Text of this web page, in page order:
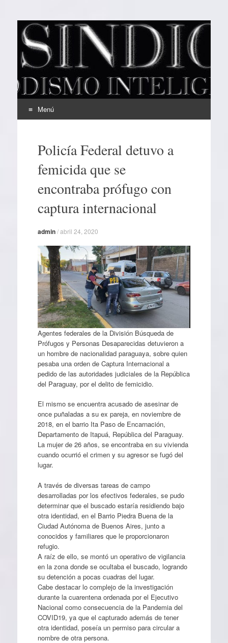
EL SINDICAL
Periodismo Inteligente
Menú
contenidoPolicía Federal detuvo a
femicida que se
encontraba prófugo con
captura internacional
admin/abril 24, 2020
Agentes federales de la División Búsqueda de
Prófugos y Personas Desaparecidas detuvieron a
un hombre de nacionalidad paraguaya, sobre quien
pesaba una orden de Captura Internacional a
pedido de las autoridades judiciales de la República
del Paraguay, por el delito de femicidio.
El mismo se encuentra acusado de asesinar de
once puñaladas a su ex pareja, en noviembre de
2018, en el barrio Ita Paso de Encarnación,
Departamento de Itapuá, República del Paraguay.
La mujer de 26 años, se encontraba en su vivienda
cuando ocurrió el crimen y su agresor se fugó del
lugar.
A través de diversas tareas de campo
desarrolladas por los efectivos federales, se pudo
determinar que el buscado estaría residiendo bajo
otra identidad, en el Barrio Piedra Buena de la
Ciudad Autónoma de Buenos Aires, junto a
conocidos y familiares que le proporcionaron
refugio.
A raíz de ello, se montó un operativo de vigilancia
en la zona donde se ocultaba el buscado, logrando
su detención a pocas cuadras del lugar.
Cabe destacar lo complejo de la investigación
durante la cuarentena ordenada por el Ejecutivo
Nacional como consecuencia de la Pandemia del
COVID19, ya que el capturado además de tener
otra identidad, poseía un permiso para circular a
nombre de otra persona.